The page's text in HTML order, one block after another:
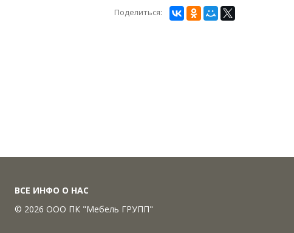
Поделиться:
ВСЕ ИНФО О НАС
© 2026 ООО ПК "Мебель ГРУПП"